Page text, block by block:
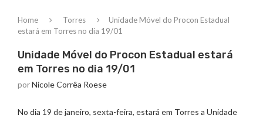
Home Torres
Unidade Móvel do Procon Estadual
estará em Torres no dia 19/01
Unidade Móvel do Procon Estadual estará
em Torres no dia 19/01
porNicole Corrêa Roese
No dia 19 de janeiro, sexta-feira, estará em Torres a Unidade